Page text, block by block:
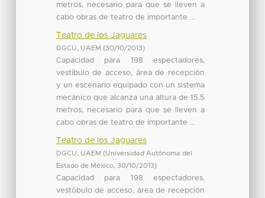
metros, necesario para que se lleven a
cabo obras de teatro de importante ...
Teatro de los Jaguares
DGCU, UAEM (30/10/2013)
Capacidad para 198 espectadores,
vestíbulo de acceso, área de recepción
y un escenario equipado con un sistema
mecánico que alcanza una altura de 15.5
metros, necesario para que se lleven a
cabo obras de teatro de importante ...
Teatro de los Jaguares
DGCU, UAEM (Universidad Autónoma del
Estado de México, 30/10/2013)
Capacidad para 198 espectadores,
vestóbulo de acceso, área de recepción